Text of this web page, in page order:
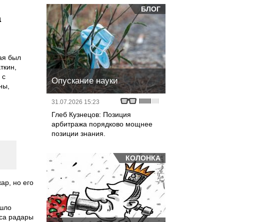
был
с
но его
радары
БЛОГ
Опускание науки
31.07.2026 15:23
Глеб Кузнецов: Позиция
арбитража порядково мощнее
позиции знания.
КОЛОНКА